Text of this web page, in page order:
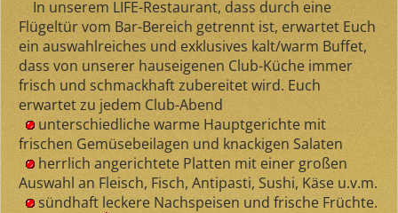
In unserem LIFE-Restaurant, dass durch eine
Flügeltür vom Bar-Bereich getrennt ist, erwartet Euch
ein auswahlreiches und exklusives kalt/warm Buffet,
dass von unserer hauseigenen Club-Küche immer
frisch und schmackhaft zubereitet wird. Euch
erwartet zu jedem Club-Abend
unterschiedliche warme Hauptgerichte mit
frischen Gemüsebeilagen und knackigen Salaten
herrlich angerichtete Platten mit einer großen
Auswahl an Fleisch, Fisch, Antipasti, Sushi, Käse u.v.m.
sündhaft leckere Nachspeisen und frische Früchte.